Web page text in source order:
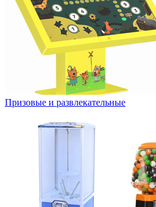
Призовые и развлекательные